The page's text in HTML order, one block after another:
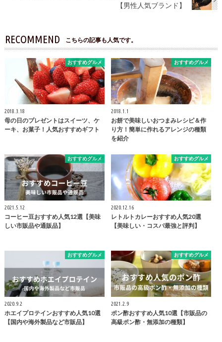
【男性人気ブランド】
RECOMMEND こちらの記事も人気です。
おすすめグルメ
2018.3.18
母の日のプレゼントはスイーツ、ケ
ーキ、お菓子！人気おすすめギフト
おすすめグルメ
2018.1.1
お餅で美味しいおつまみレシピ＆作
り方！簡単に作れるアレンジの種類
を紹介
おすすめグルメ
2021.5.12
コーヒー豆おすすめ人気12選【美味
しい市販品や通販品】
おすすめグルメ
2020.12.16
レトルトカレーおすすめ人気20選
【美味しい・コスパ最強と評判】
おすすめグルメ
2020.9.2
ホエイプロテインおすすめ人気10選
【国内や海外製品など市販品】
おすすめグルメ
2021.2.9
ポン酢おすすめ人気10選【市販品の
高級ポン酢・無添加の種類】